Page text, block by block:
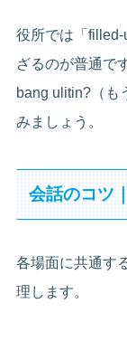
役所では「
ざるのが普通で
bang ulitin?（も
みましょう。
会話のコツ
各場面に共通す
理します。